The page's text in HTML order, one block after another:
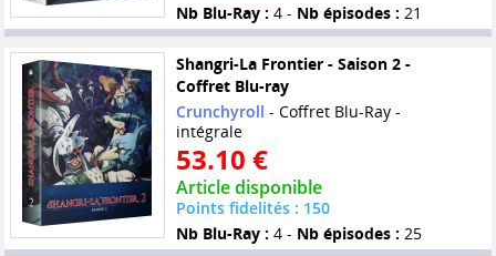
Nb Blu-Ray : 4 - Nb épisodes : 21
Shangri-La Frontier - Saison 2 -
Coffret Blu-ray
Crunchyroll - Coffret Blu-Ray -
intégrale
53.10 €
Article disponible
Points fidelités : 150
Nb Blu-Ray : 4 - Nb épisodes : 25